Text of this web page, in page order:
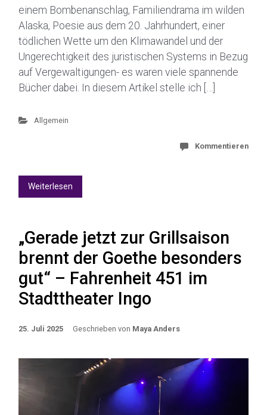
einem Bombenanschlag, Familiendrama im wilden
Alaska, Poesie aus dem 20. Jahrhundert, einer
tödlichen Wette um den Klimawandel und der
Ungerechtigkeit des juristischen Systems in Bezug
auf Vergewaltigungen- es waren viele spannende
Bücher dabei. In diesem Artikel stelle ich […]
Allgemein
Kommentieren
Weiterlesen
„Gerade jetzt zur Grillsaison
brennt der Goethe besonders
gut“ – Fahrenheit 451 im
Stadttheater Ingo
25. Juli 2025 Geschrieben von Maya Anders